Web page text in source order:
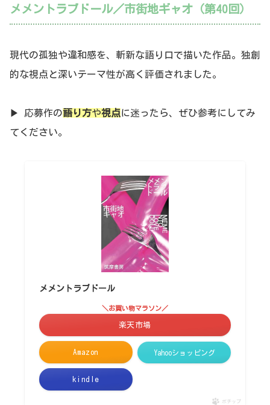
メメントラブドール／市街地ギャオ（第40回）
現代の孤独や違和感を、斬新な語り口で描いた作品。独創
的な視点と深いテーマ性が高く評価されました。
▶ 応募作の語り方や視点に迷ったら、ぜひ参考にしてみ
てください。
メメントラブドール
Amazon
＼お買い物マラソン／
楽天市場
Yahooショッピング
kindle
ポチップ